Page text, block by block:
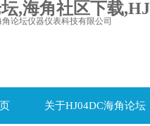
,海角社区下载
关于HJ04DC海角论坛